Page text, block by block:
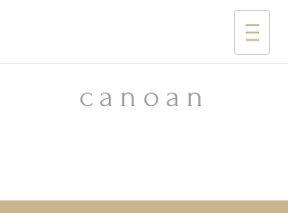
​canoan